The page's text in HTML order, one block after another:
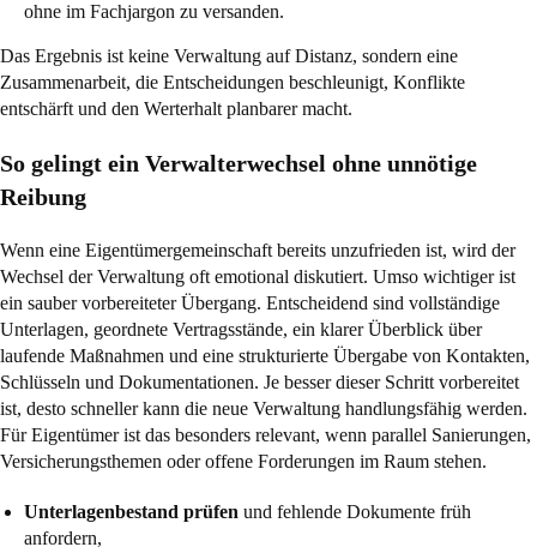
ohne im Fachjargon zu versanden.
Das Ergebnis ist keine Verwaltung auf Distanz, sondern eine
Zusammenarbeit, die Entscheidungen beschleunigt, Konflikte
entschärft und den Werterhalt planbarer macht.
So gelingt ein Verwalterwechsel ohne unnötige
Reibung
Wenn eine Eigentümergemeinschaft bereits unzufrieden ist, wird der
Wechsel der Verwaltung oft emotional diskutiert. Umso wichtiger ist
ein sauber vorbereiteter Übergang. Entscheidend sind vollständige
Unterlagen, geordnete Vertragsstände, ein klarer Überblick über
laufende Maßnahmen und eine strukturierte Übergabe von Kontakten,
Schlüsseln und Dokumentationen. Je besser dieser Schritt vorbereitet
ist, desto schneller kann die neue Verwaltung handlungsfähig werden.
Für Eigentümer ist das besonders relevant, wenn parallel Sanierungen,
Versicherungsthemen oder offene Forderungen im Raum stehen.
Unterlagenbestand prüfen und fehlende Dokumente früh
anfordern,